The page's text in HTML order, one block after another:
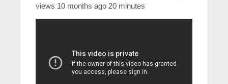
views 10 months ago 20 minutes